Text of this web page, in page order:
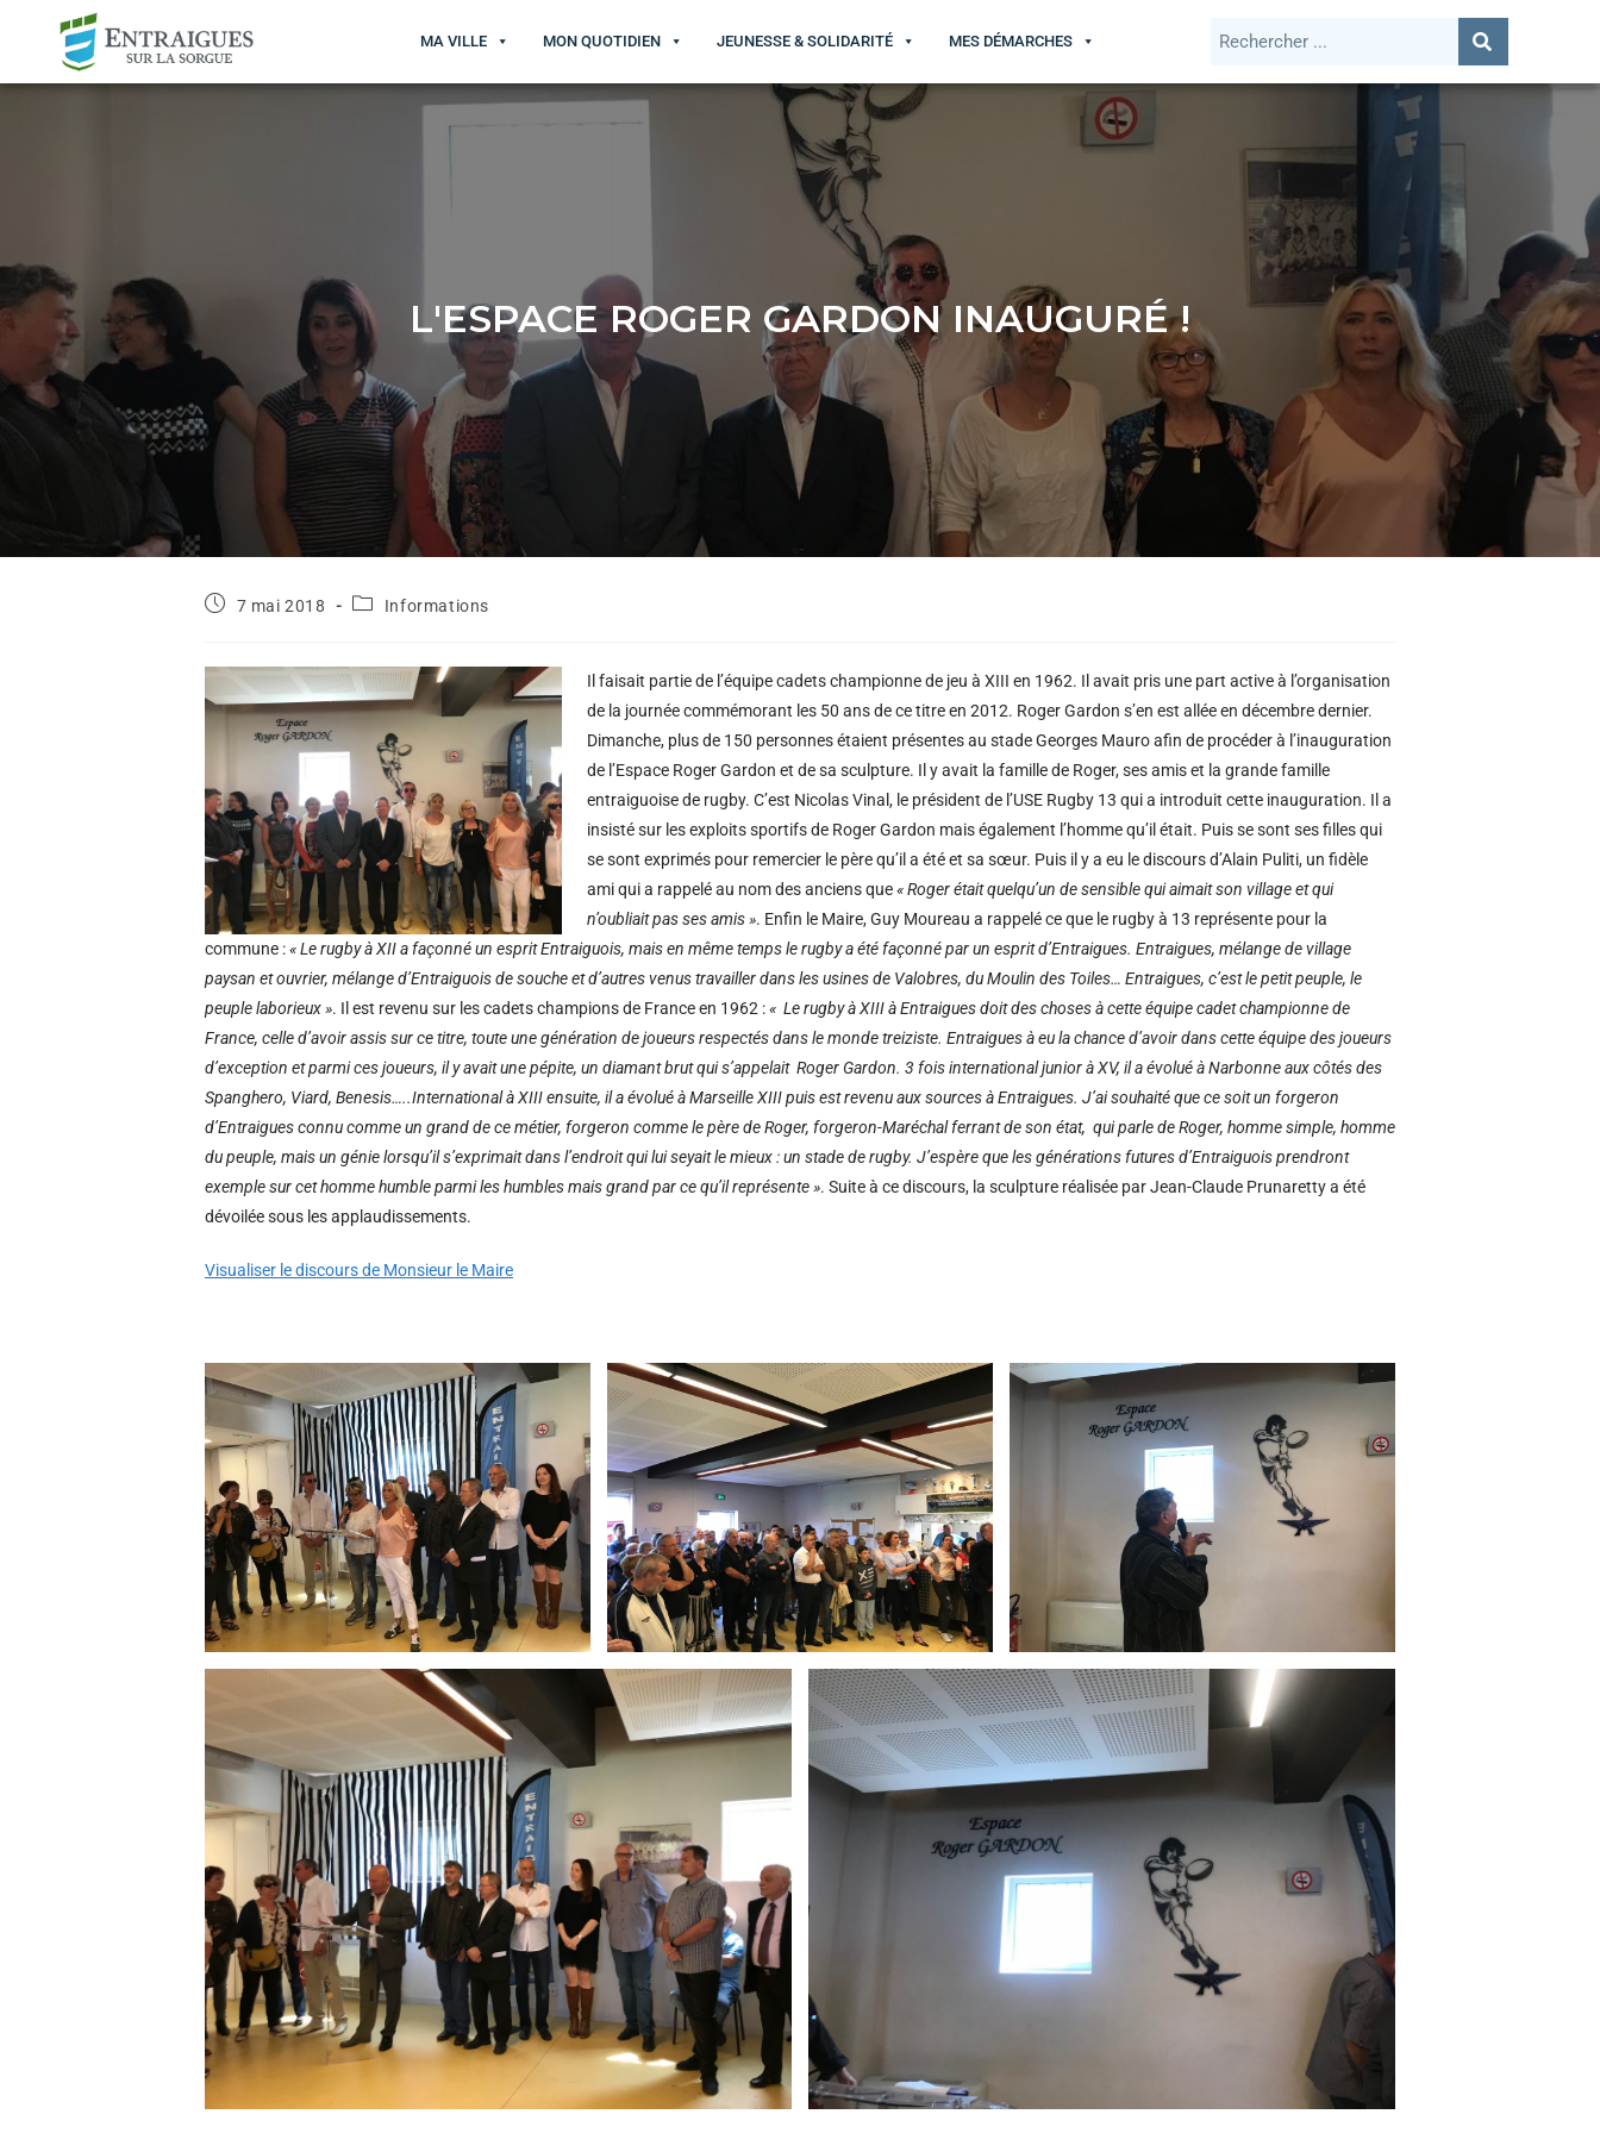
MA VILLE MON QUOTIDIEN JEUNESSE & SOLIDARITÉ MES DÉMARCHES
L'ESPACE ROGER GARDON INAUGURÉ !
7 mai 2018 Informations
Il faisait partie de l’équipe cadets championne de jeu à XIII en 1962. Il avait pris une part active à l’organisation
de la journée commémorant les 50 ans de ce titre en 2012. Roger Gardon s’en est allée en décembre dernier.
Dimanche, plus de 150 personnes étaient présentes au stade Georges Mauro afin de procéder à l’inauguration
de l’Espace Roger Gardon et de sa sculpture. Il y avait la famille de Roger, ses amis et la grande famille
entraiguoise de rugby. C’est Nicolas Vinal, le président de l’USE Rugby 13 qui a introduit cette inauguration. Il a
insisté sur les exploits sportifs de Roger Gardon mais également l’homme qu’il était. Puis se sont ses filles qui
se sont exprimés pour remercier le père qu’il a été et sa sœur. Puis il y a eu le discours d’Alain Puliti, un fidèle
ami qui a rappelé au nom des anciens que« Roger était quelqu’un de sensible qui aimait son village et qui
n’oubliait pas ses amis ». Enfin le Maire, Guy Moureau a rappelé ce que le rugby à 13 représente pour la
commune :« Le rugby à XII a façonné un esprit Entraiguois, mais en même temps le rugby a été façonné par un esprit d’Entraigues. Entraigues, mélange de village
paysan et ouvrier, mélange d’Entraiguois de souche et d’autres venus travailler dans les usines de Valobres, du Moulin des Toiles… Entraigues, c’est le petit peuple, le
peuple laborieux ». Il est revenu sur les cadets champions de France en 1962 :« Le rugby à XIII à Entraigues doit des choses à cette équipe cadet championne de
France, celle d’avoir assis sur ce titre, toute une génération de joueurs respectés dans le monde treiziste. Entraigues à eu la chance d’avoir dans cette équipe des joueurs
d’exception et parmi ces joueurs, il y avait une pépite, un diamant brut quis’appelait Roger Gardon. 3 fois international junior à XV, il a évolué à Narbonne aux côtés des
Spanghero, Viard, Benesis…..International à XIII ensuite, il a évolué à Marseille XIII puis est revenu aux sources à Entraigues. J’ai souhaité que ce soit un forgeron
d’Entraigues connu comme un grand de ce métier, forgeron comme le père de Roger, forgeron-Maréchal ferrant de son état, qui parle de Roger, homme simple, homme
du peuple, mais un génie lorsqu’il s’exprimait dans l’endroit qui lui seyait le mieux : un stade de rugby. J’espère que les générations futures d’Entraiguois prendront
exemple sur cet homme humble parmi les humbles mais grand par ce qu’il représente ». Suite à ce discours, la sculpture réalisée par Jean-Claude Prunaretty a été
dévoilée sous les applaudissements.
Visualiser le discours de Monsieur le Maire